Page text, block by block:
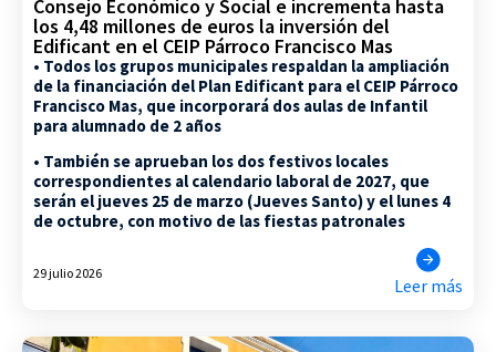
Consejo Económico y Social e incrementa hasta
los 4,48 millones de euros la inversión del
Edificant en el CEIP Párroco Francisco Mas
• Todos los grupos municipales respaldan la ampliación
de la financiación del Plan Edificant para el CEIP Párroco
Francisco Mas, que incorporará dos aulas de Infantil
para alumnado de 2 años
• También se aprueban los dos festivos locales
correspondientes al calendario laboral de 2027, que
serán el jueves 25 de marzo (Jueves Santo) y el lunes 4
de octubre, con motivo de las fiestas patronales
29 julio 2026
Leer más